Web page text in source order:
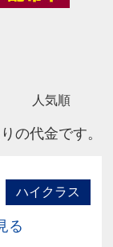
人気順
の代金です。
ハイクラス
る